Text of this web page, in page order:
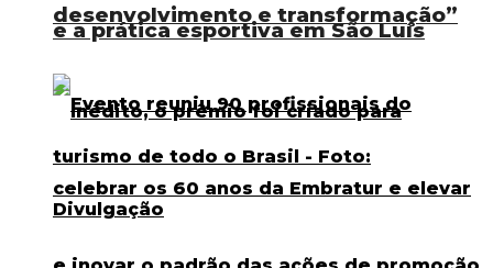
e a prática esportiva em São Luís
desenvolvimento e transformação”